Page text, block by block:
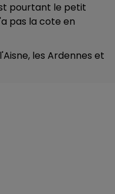
pourtant le petit
pas la cote en
les Ardennes et